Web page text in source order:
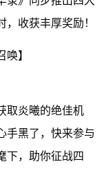
收获丰厚奖励！
】
取炎曦的绝佳机
手黑了，快来参与
下，助你征战四